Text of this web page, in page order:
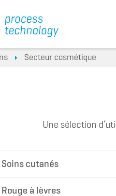
Secteur cosmétique
Une sélection
Soins cutanés
Rouge à lèvres